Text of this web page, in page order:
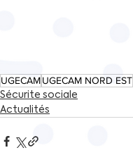
UGECAMUGECAM NORD EST
Sécurite sociale
Actualités